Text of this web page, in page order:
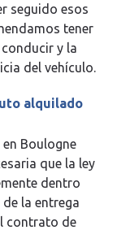
seguido esos
tener
y la
del vehículo.
alquilado
en Boulogne
que la ley
dentro
la entrega
contrato de